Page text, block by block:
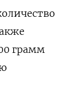
грамм